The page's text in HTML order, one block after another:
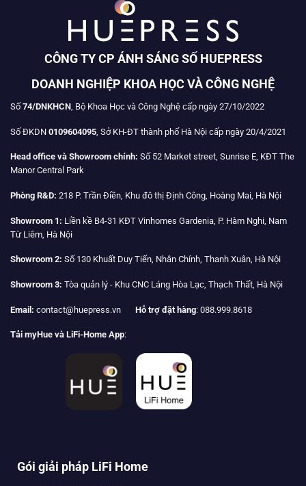
CÔNG TY CP ÁNH SÁNG SỐ HUEPRESS
DOANH NGHIỆP KHOA HỌC VÀ CÔNG NGHỆ
Số 74/DNKHCN, Bộ Khoa Học và Công Nghệ cấp ngày 27/10/2022
Số ĐKDN 0109604095 , Sở KH-ĐT thành phố Hà Nội cấp ngày 20/4/2021
Head office và Showroom chính: Số 52 Market street, Sunrise E, KĐT The
Manor Central Park
Phòng R&D: 218 P. Trần Điền, Khu đô thị Định Công, Hoàng Mai, Hà Nội
Showroom 1: Liền kề B4-31 KĐT Vinhomes Gardenia, P. Hàm Nghi, Nam
Từ Liêm, Hà Nội
Showroom 2: Số 130 Khuất Duy Tiến, Nhân Chính, Thanh Xuân, Hà Nội
Showroom 3: Tòa quản lý - Khu CNC Láng Hòa Lạc, Thạch Thất, Hà Nội
Email: contact@huepress.vn Hỗ trợ đặt hàng: 088.999.8618
Tải myHue và LiFi-Home App:
Gói giải pháp LiFi Home